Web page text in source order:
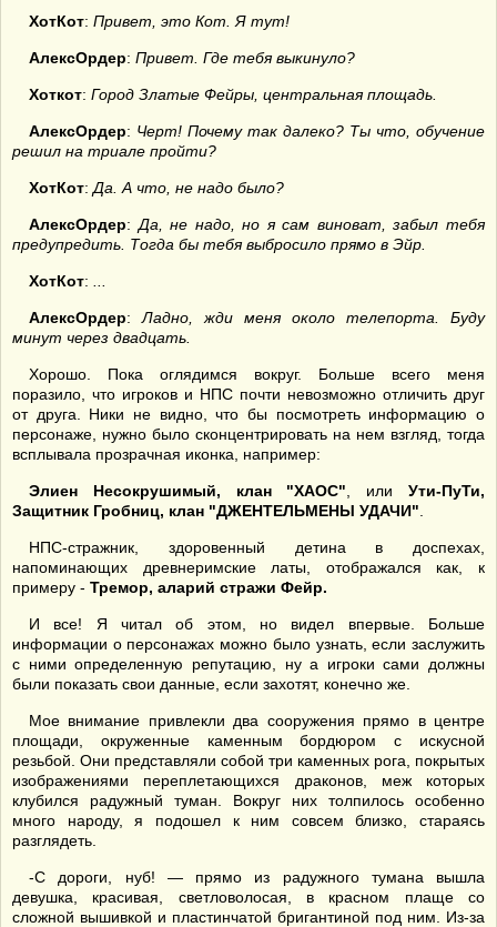
ХотКот: Привет, это Кот. Я тут!
АлексОрдер: Привет. Где тебя выкинуло?
Хоткот: Город Златые Фейры, центральная площадь.
АлексОрдер: Черт! Почему так далеко? Ты что, обучение
решил на триале пройти?
ХотКот: Да. А что, не надо было?
АлексОрдер: Да, не надо, но я сам виноват, забыл тебя
предупредить. Тогда бы тебя выбросило прямо в Эйр.
ХотКот:
АлексОрдер: Ладно, жди меня около телепорта. Буду
минут через двадцать.
Хорошо. Пока оглядимся вокруг. Больше всего меня
поразило, что игроков и НПС почти невозможно отличить друг
от друга. Ники не видно, что бы посмотреть информацию о
персонаже, нужно было сконцентрировать на нем взгляд, тогда
всплывала прозрачная иконка, например:
Элиен Несокрушимый, клан "ХАОС" , илиУти-ПуТи,
Защитник Гробниц, клан "ДЖЕНТЕЛЬМЕНЫ УДАЧИ"
НПС-стражник, здоровенный детина в доспехах,
напоминающих древнеримские латы, отображался как, к
примеру - Тремор, аларий стражи Фейр.
И все! Я читал об этом, но видел впервые. Больше
информации о персонажах можно было узнать, если заслужить
с ними определенную репутацию, ну а игроки сами должны
были показать свои данные, если захотят, конечно же.
Мое внимание привлекли два сооружения прямо в центре
площади, окруженные каменным бордюром с искусной
резьбой. Они представляли собой три каменных рога, покрытых
изображениями переплетающихся драконов, меж которых
клубился радужный туман. Вокруг них толпилось особенно
много народу, я подошел к ним совсем близко, стараясь
разглядеть.
-С дороги, нуб! — прямо из радужного тумана вышла
девушка, красивая, светловолосая, в красном плаще со
сложной вышивкой и пластинчатой бригантиной под ним. Из-за